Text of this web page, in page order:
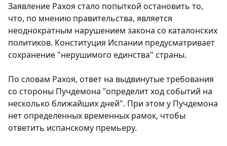
Заявление Рахоя стало попыткой остановить то,
что, по мнению правительства, является
неоднократным нарушением закона со каталонских
политиков. Конституция Испании предусматривает
сохранение "нерушимого единства" страны.
По словам Рахоя, ответ на выдвинутые требования
со стороны Пучдемона "определит ход событий на
несколько ближайших дней". При этом у Пучдемона
нет определенных временных рамок, чтобы
ответить испанскому премьеру.